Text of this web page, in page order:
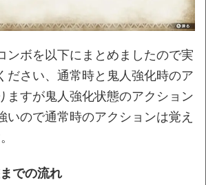
ンボを以下にまとめましたので実
ださい、通常時と鬼人強化時のア
ますが鬼人強化状態のアクション
いので通常時のアクションは覚え
での流れ